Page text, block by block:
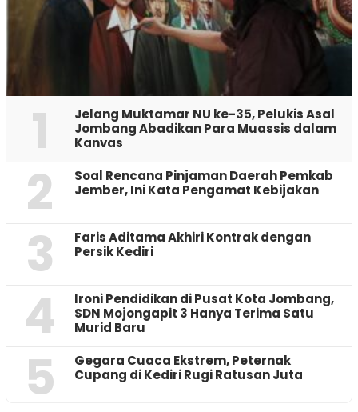
1
Jelang Muktamar NU ke-35, Pelukis Asal
Jombang Abadikan Para Muassis dalam
Kanvas
2
‎Soal Rencana Pinjaman Daerah Pemkab
Jember, Ini Kata Pengamat Kebijakan ‎
3
Faris Aditama Akhiri Kontrak dengan
Persik Kediri
4
Ironi Pendidikan di Pusat Kota Jombang,
SDN Mojongapit 3 Hanya Terima Satu
Murid Baru
5
‎Gegara Cuaca Ekstrem, Peternak
Cupang di Kediri Rugi Ratusan Juta